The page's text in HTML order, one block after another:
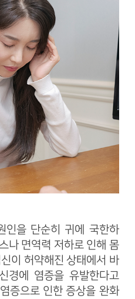
인을 단순히 귀에 국한하
나 면역력 저하로 인해 몸
이 허약해진 상태에서 바
경에 염증을 유발한다고
증으로 인한 증상을 완화